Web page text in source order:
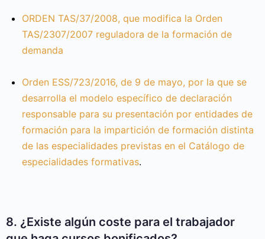
ORDEN TAS/37/2008, que modifica la Orden
TAS/2307/2007 reguladora de la formación de
demanda
Orden ESS/723/2016, de 9 de mayo, por la que se
desarrolla el modelo específico de declaración
responsable para su presentación por entidades de
formación para la impartición de formación distinta
de las especialidades previstas en el Catálogo de
especialidades formativas.
8. ¿Existe algún coste para el trabajador